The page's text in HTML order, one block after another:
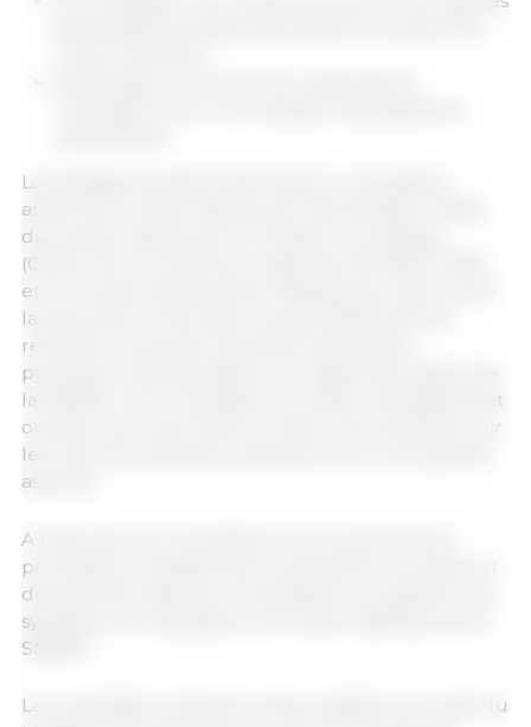
La stratégie est désormais mise en consultation
auprès du Conseil national de l’Alimentation (CNA),
du Conseil national de la Transition écologique
(CNTE), de la Conférence nationale de Santé (CNS)
et du Conseil national des Politiques de lutte contre
la pauvreté et l'exclusion sociale (CNLE) afin de
recueillir les avis de l’ensemble des parties
prenantes représentatives. Au regard des enjeux de
la SNANC, une consultation du public est également
ouverte, pour permettre à chacun de s’exprimer sur
les choix de politiques publiques et sur les objectifs
associés.
A l’issue de ces consultations, le Gouvernement
procédera à l’analyse des contributions du public et
des avis des instances consultatives, en publiera une
synthèse, et consolidera une version définitive de la
SNANC.
La consultation citoyenne est accessible sur le site du